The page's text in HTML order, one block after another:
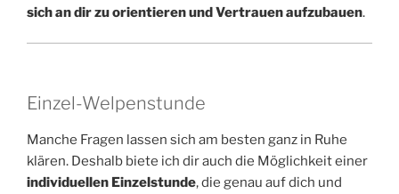
sich an dir zu orientieren und Vertrauen aufzubauen.
Einzel-Welpenstunde
Manche Fragen lassen sich am besten ganz in Ruhe
klären. Deshalb biete ich dir auch die Möglichkeit einer
individuellen Einzelstunde, die genau auf dich und